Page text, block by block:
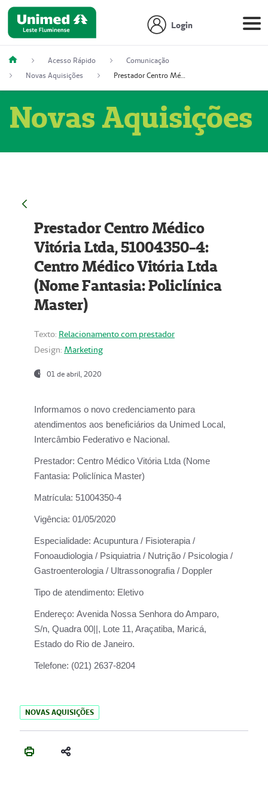
Login
Acesso Rápido
Comunicação
Novas Aquisições
Prestador Centro Médico Vitória Ltda, 51004350-4: Centro Médico Vitória Ltda (Nome Fantasia: Policlínica Master)
Novas Aquisições
Prestador Centro Médico
Vitória Ltda, 51004350-4:
Centro Médico Vitória Ltda
(Nome Fantasia: Policlínica
Master)
Texto: Relacionamento com prestador
Design: Marketing
01 de abril, 2020
Informamos o novo credenciamento para
atendimentos aos beneficiários da Unimed Local,
Intercâmbio Federativo e Nacional.
Prestador: Centro Médico Vitória Ltda (Nome
Fantasia: Policlínica Master)
Matrícula: 51004350-4
Vigência: 01/05/2020
Especialidade: Acupuntura / Fisioterapia /
Fonoaudiologia / Psiquiatria / Nutrição / Psicologia /
Gastroenterologia / Ultrassonografia / Doppler
Tipo de atendimento: Eletivo
Endereço: Avenida Nossa Senhora do Amparo,
S/n, Quadra 00||, Lote 11, Araçatiba, Maricá,
Estado do Rio de Janeiro.
Telefone: (021) 2637-8204
NOVAS AQUISIÇÕES